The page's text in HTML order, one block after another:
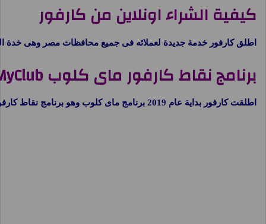
كيفية الشراء اونلاين من كارفور
اطلق كارفور خدمة جديدة لعملائه فى جميع محافظات مصر وهى خدة
برنامج نقاط كارفور ماى كلوب MyClub
اطلقت كارفور بداية عام 2019 برنامج ماى كلوب وهو برنامج نقاط كارفور لتجميع النقاط بعد كل عملية شراء وامكانية استبدال النقاط بعد ذلك بمنتجات من جميع فروع كارفور